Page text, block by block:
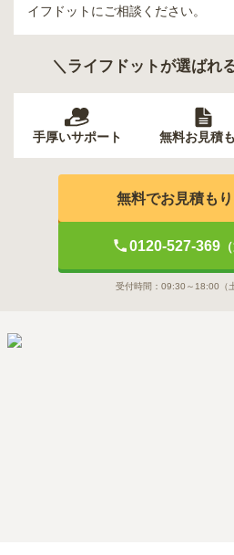
イフドットにご相談ください。
＼ライフドットが選ばれ
手厚いサポート 無料お見積
無料でお見積も
0120-527-369（
受付時間： 09:30～18:00 （